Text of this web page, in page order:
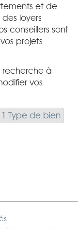
et de
loyers
conseillers sont
projets
recherche à
vos
1 Type de bien